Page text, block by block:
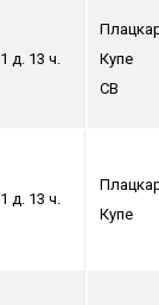
1 д. 13 ч.
Купе
СВ
1 д. 13 ч.
Купе